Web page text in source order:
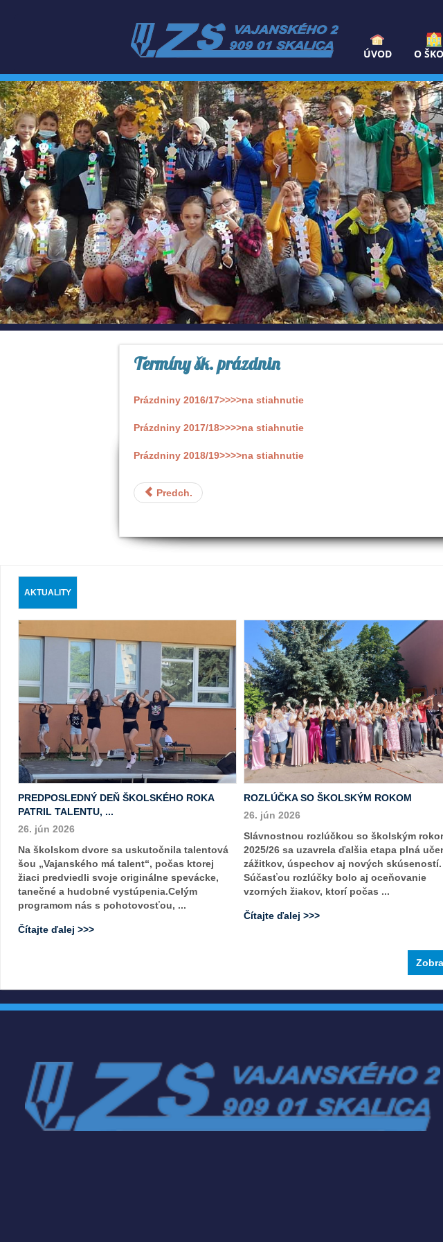
ÚVOD O
Termíny šk. prázdnin
Prázdniny 2016/17>>>>na stiahnutie
Prázdniny 2017/18>>>>na stiahnutie
Prázdniny 2018/19>>>>na stiahnutie
Predch.
AKTUALITY
PREDPOSLEDNÝ DEŇ ŠKOLSKÉHO ROKA
PATRIL TALENTU, ...
26. jún 2026
Na školskom dvore sa uskutočnila talentová
šou „Vajanského má talent“, počas ktorej
žiaci predviedli svoje originálne spevácke,
tanečné a hudobné vystúpenia.Celým
programom nás s pohotovosťou, ...
Čítajte ďalej >>>
ROZLÚČKA SO ŠKOLSKÝM ROKOM
26. jún 2026
Slávnostnou rozlúčkou so školským
2025/26 sa uzavrela ďalšia etapa plná
zážitkov, úspechov aj nových skúseností.
Súčasťou rozlúčky bolo aj oceňovanie
vzorných žiakov, ktorí počas ...
Čítajte ďalej >>>